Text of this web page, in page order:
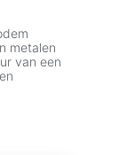
metalen
van een